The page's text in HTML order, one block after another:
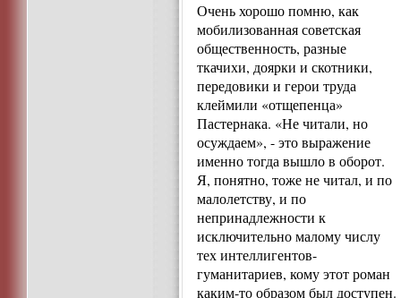
Очень хорошо помню, как
мобилизованная советская
общественность, разные
ткачихи, доярки и скотники,
передовики и герои труда
клеймили «отщепенца»
Пастернака. «Не читали, но
осуждаем», - это выражение
именно тогда вышло в оборот.
Я, понятно, тоже не читал, и по
малолетству, и по
непринадлежности к
исключительно малому числу
тех интеллигентов-
гуманитариев, кому этот роман
каким-то образом был доступен.